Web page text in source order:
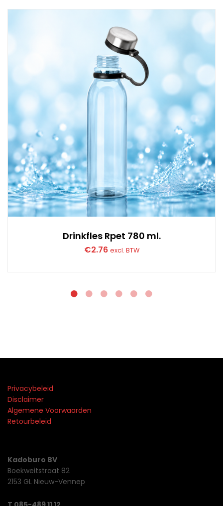
Drinkfles Rpet 780 ml.
€2.76 excl. BTW
Privacybeleid
Disclaimer
Algemene Voorwaarden
Retourbeleid
Kadoburo BV
Boekweitstraat 82
2153 GL Nieuw-Vennep